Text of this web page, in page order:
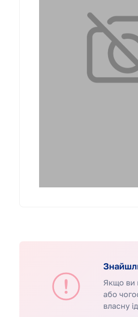
Якщо ви
або
власну